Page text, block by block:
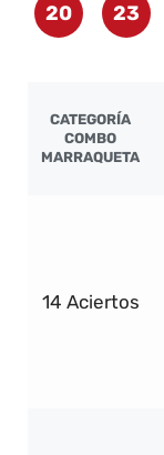
20 23
CATEGORÍA
COMBO
MARRAQUETA
14 Aciertos